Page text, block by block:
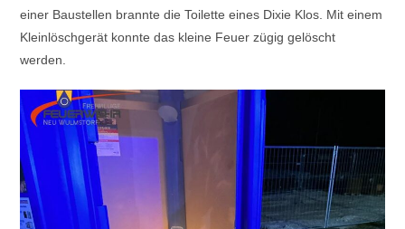
einer Baustellen brannte die Toilette eines Dixie Klos. Mit einem
Kleinlöschgerät konnte das kleine Feuer zügig gelöscht
werden.